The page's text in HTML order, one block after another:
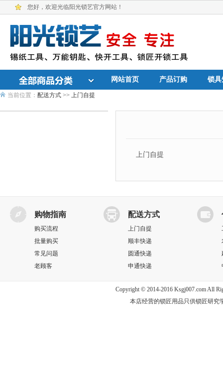
您好，欢迎光临阳光锁艺官方网站！
网站首页 产品订购 锁
当前位置： 配送方式 >> 上门自提
上门自提
购物指南
购买流程
批量购买
常见问题
老顾客
配送方式
上门自提
顺丰快递
圆通快递
申通快递
Copyright © 2014-2016 Ksgj007.com All
本店经营的锁匠用品只供锁匠研究